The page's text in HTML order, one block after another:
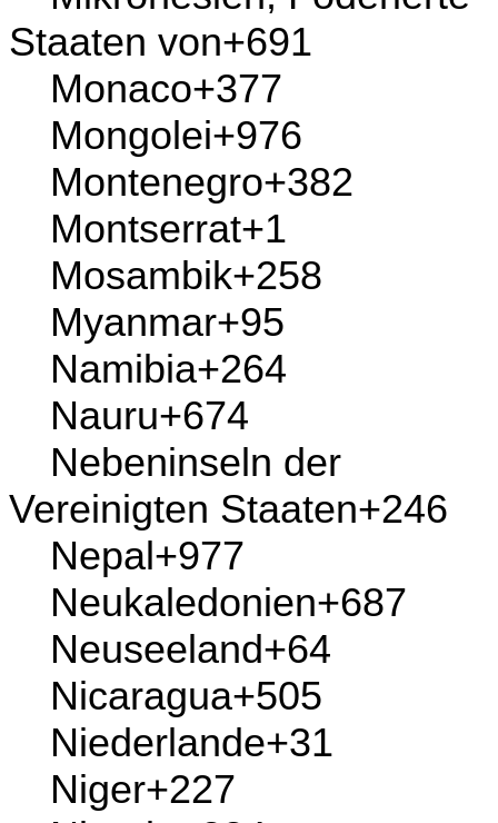
Madagaskar+261
Malawi+265
Malaysia+60
Malediven+960
Mali+223
Malta+356
Marokko+212
Marshallinseln
Martinique+596
Mauretanien +222
Mauritius +230
Mayotte+262
Mazedonien+389
Mexiko+52
Mikronesien, Föderierte
Staaten von+691
Monaco+377